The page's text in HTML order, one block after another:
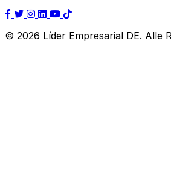
© 2026 Líder Empresarial DE. Alle